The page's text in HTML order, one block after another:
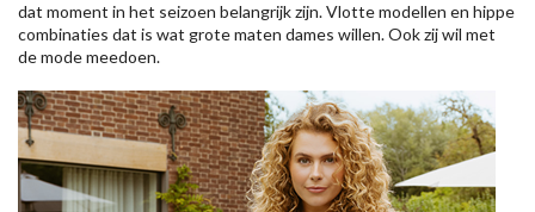
dat moment in het seizoen belangrijk zijn. Vlotte modellen en hippe
combinaties dat is wat grote maten dames willen. Ook zij wil met
de mode meedoen.